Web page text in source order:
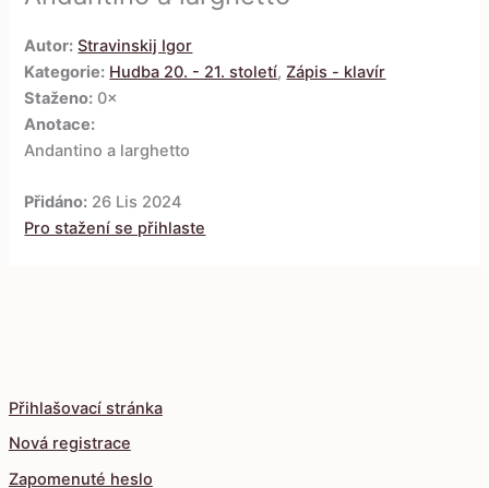
Přihlašovací stránka
Nová registrace
Zapomenuté heslo
Autor: Stravinskij Igor
Kategorie: Hudba 20. - 21. století,Zápis - klavír
Staženo: 0×
Anotace:
Andantino a larghetto
Přidáno: 26 Lis 2024
Pro stažení se přihlaste